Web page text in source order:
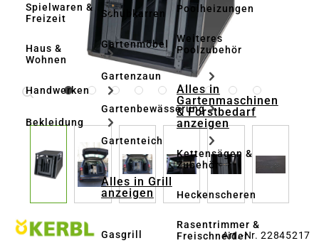
Spielwaren &
Freizeit
Haus &
Wohnen
Handwerken
Bekleidung
Schubkarren
Gartenmöbel
Gartenzaun
Gartenbewässerung
Gartenteich
Alles in Grill
anzeigen
Gasgrill
Poolheizungen
Weiteres
Poolzubehör
Alles in
Gartenmaschinen
& Forstbedarf
anzeigen
Kettensägen &
Zubehör
Heckenscheren
Rasentrimmer &
FreischneiderArt.-Nr. 22845217